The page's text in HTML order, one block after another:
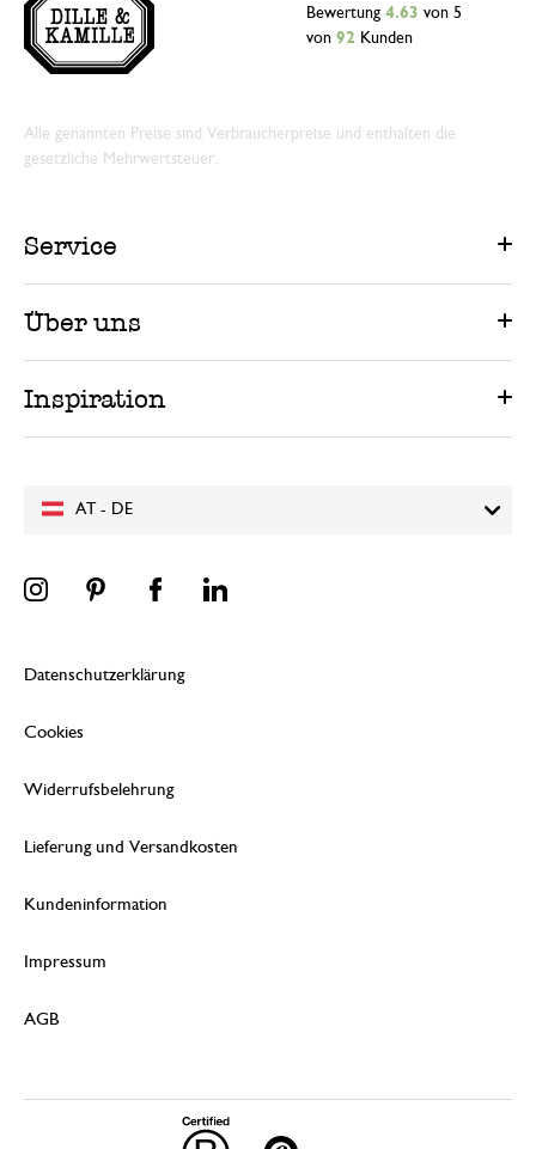
AT - DE
Bewertung 4.63 von 5
von 92 Kunden
Alle genannten Preise sind Verbraucherpreise und enthalten die
gesetzliche Mehrwertsteuer.
Service
Über uns
Inspiration
Datenschutzerklärung
Cookies
Widerrufsbelehrung
Lieferung und Versandkosten
Kundeninformation
Impressum
AGB